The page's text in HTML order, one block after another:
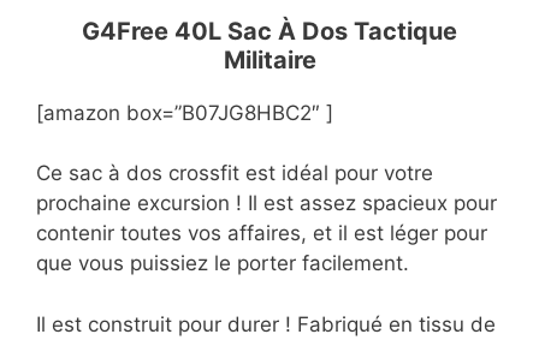
G4Free 40L Sac À Dos Tactique
Militaire
[amazon box=”B07JG8HBC2″ ]
Ce sac à dos crossfit est idéal pour votre
prochaine excursion ! Il est assez spacieux pour
contenir toutes vos affaires, et il est léger pour
que vous puissiez le porter facilement.
Il est construit pour durer ! Fabriqué en tissu de